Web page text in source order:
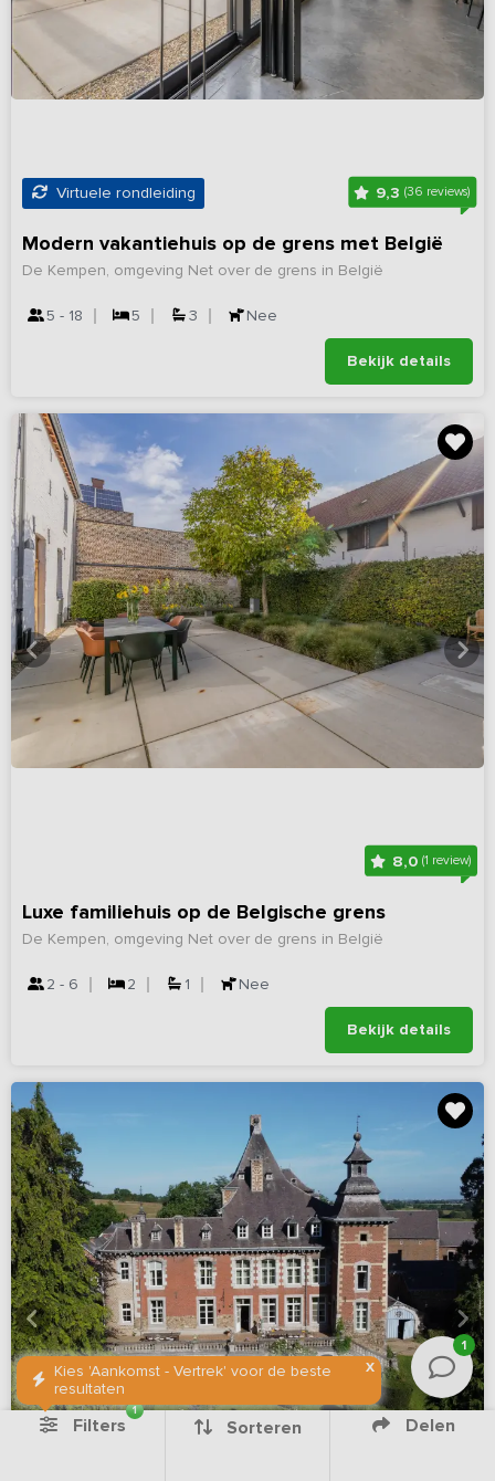
Virtuele rondleiding 9,3 (36 reviews)
Modern vakantiehuis op de grens met België
De Kempen, omgeving Net over de grens in België
5 - 18 5 3 Nee
Bekijk details
8,0 (1 review)
Luxe familiehuis op de Belgische grens
De Kempen, omgeving Net over de grens in België
2 - 6 2 1 Nee
Bekijk details
X
Kies 'Aankomst - Vertrek' voor de beste
resultaten
1
Filters
1
Sorteren Delen